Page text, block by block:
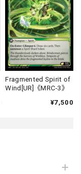
Fragmented Spirit of
Wind[UR]《MRC-3》
¥7,500